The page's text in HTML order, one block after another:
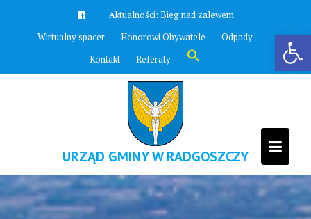
Otwórz pasek narzędzi
Aktualności: Bieg nad zalewem
Wirtualny spacer
Honorowi Obywatele
Odpady
Kontakt
Referaty Search
for:
Search Button
URZĄD GMINY W RADGOSZCZY